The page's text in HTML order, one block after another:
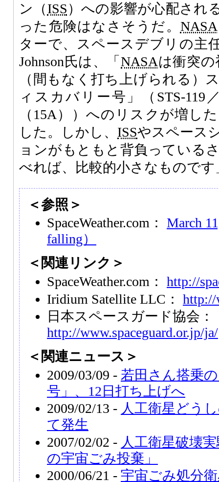
ン（ISS）への影響が心配され
った危険はなさそうだ。 NASA
ターで、スペースデブリの主
Johnson氏は、「NASAは衝突
（間もなく打ち上げられる）
ィスカバリー号」（STS-119
（15A））へのリスクが増し
した。しかし、 ISSやスペース
ョンがもともと背負っている
べれば、比較的小さなもので
＜参照＞
SpaceWeather.com： March
falling）
＜関連リンク＞
SpaceWeather.com： http://
Iridium Satellite LLC：
日本スペースガード協会：
http://www.spaceguard.or.jp/ja/
＜関連ニュース＞
2009/03/09 - 若田さん搭乗
号」、12日打ち上げへ
2009/02/13 - 人工衛星どう
て発生
2007/02/02 - 人工衛星破壊
の宇宙ごみ投棄」
2000/06/21 - 宇宙ごみ処分